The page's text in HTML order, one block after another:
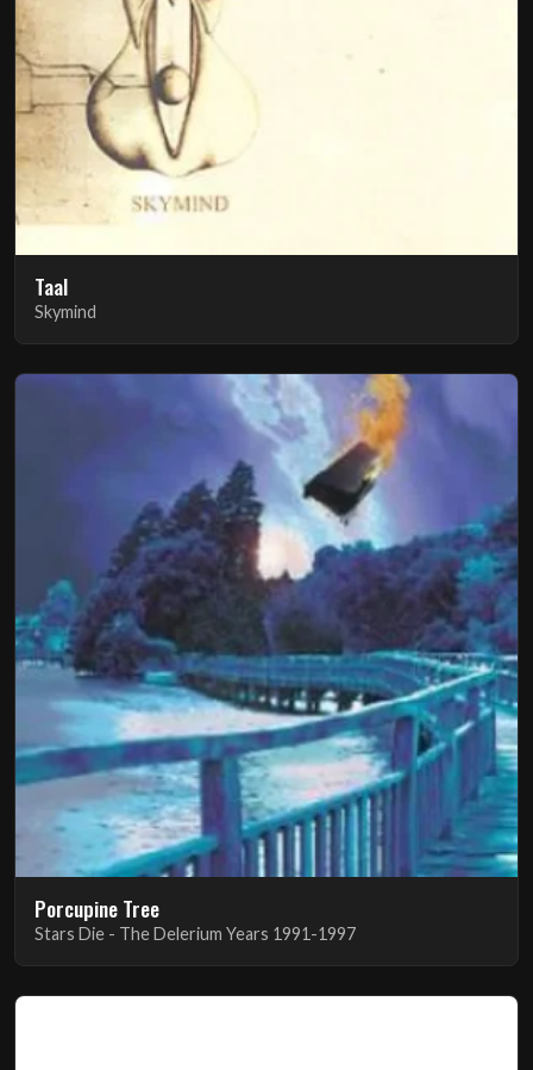
Taal
Skymind
Porcupine Tree
Stars Die - The Delerium Years 1991-1997